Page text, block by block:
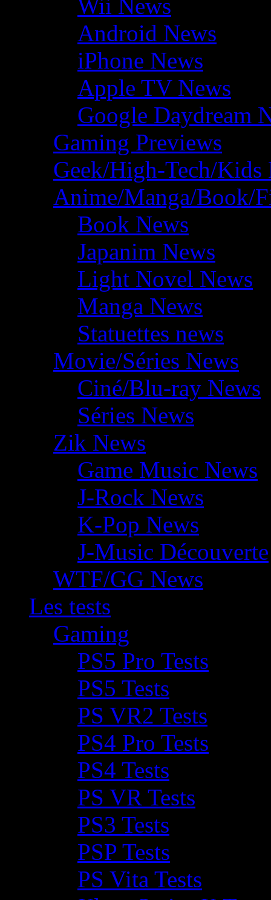
Wii News
Android News
iPhone News
Apple TV News
Google Daydream
Gaming Previews
Geek/High-Tech/Kids
Anime/Manga/Book/
Book News
Japanim News
Light Novel News
Manga News
Statuettes news
Movie/Séries News
Ciné/Blu-ray News
Séries News
Zik News
Game Music News
J-Rock News
K-Pop News
J-Music Découverte
WTF/GG News
Les tests
Gaming
PS5 Pro Tests
PS5 Tests
PS VR2 Tests
PS4 Pro Tests
PS4 Tests
PS VR Tests
PS3 Tests
PSP Tests
PS Vita Tests